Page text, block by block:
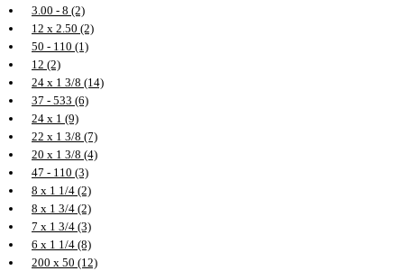
3.00 - 8 (2)
12 х 2.50 (2)
50 - 110 (1)
12 (2)
24 х 1 3/8 (14)
37 - 533 (6)
24 х 1 (9)
22 х 1 3/8 (7)
20 х 1 3/8 (4)
47 - 110 (3)
8 х 1 1/4 (2)
8 х 1 3/4 (2)
7 х 1 3/4 (3)
6 х 1 1/4 (8)
200 х 50 (12)